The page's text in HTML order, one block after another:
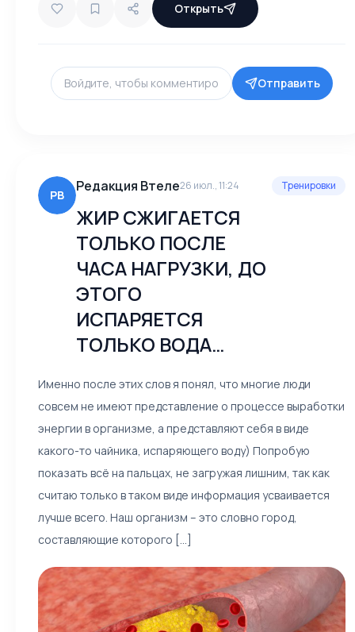
Открыть
Отправить
РВ
Редакция Втеле26 июл., 11:24
ЖИР СЖИГАЕТСЯ
ТОЛЬКО ПОСЛЕ
ЧАСА НАГРУЗКИ, ДО
ЭТОГО
ИСПАРЯЕТСЯ
ТОЛЬКО ВОДА…
Тренировки
Именно после этих слов я понял, что многие люди
совсем не имеют представление о процессе выработки
энергии в организме, а представляют себя в виде
какого-то чайника, испаряющего воду) Попробую
показать всё на пальцах, не загружая лишним, так как
считаю только в таком виде информация усваивается
лучше всего. Наш организм – это словно город,
составляющие которого [...]